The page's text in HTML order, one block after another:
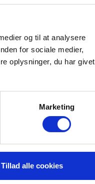
og til at analysere
for sociale medier,
oplysninger, du har givet
Marketing
Tillad alle cookies